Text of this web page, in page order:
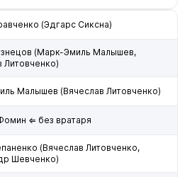
(Эдгарс Сиксна)
(Марк-Эмиль Малышев,
Литовченко)
Малышев (Вячеслав Литовченко)
⇐ без вратаря
(Вячеслав Литовченко,
Шевченко)